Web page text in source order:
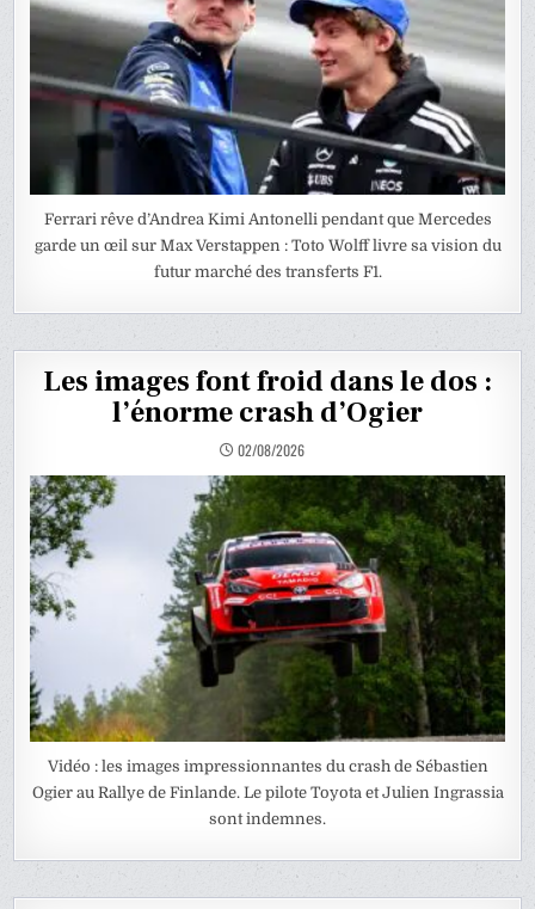
Ferrari rêve d’Andrea Kimi Antonelli pendant que Mercedes
garde un œil sur Max Verstappen : Toto Wolff livre sa vision du
futur marché des transferts F1.
Les images font froid dans le dos :
l’énorme crash d’Ogier
02/08/2026
Vidéo : les images impressionnantes du crash de Sébastien
Ogier au Rallye de Finlande. Le pilote Toyota et Julien Ingrassia
sont indemnes.